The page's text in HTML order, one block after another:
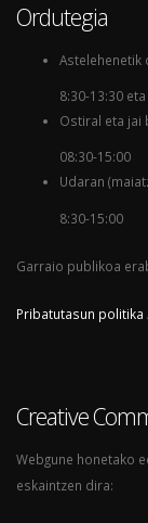
Ordutegia
Astelehenetik
8:30-13:30
Ostiral eta jai
08:30-15:00
Udaran
8:30-15:00
Garraio publikoa
Pribatutasun politika
Creative
Webgune honetako
eskaintzen dira: